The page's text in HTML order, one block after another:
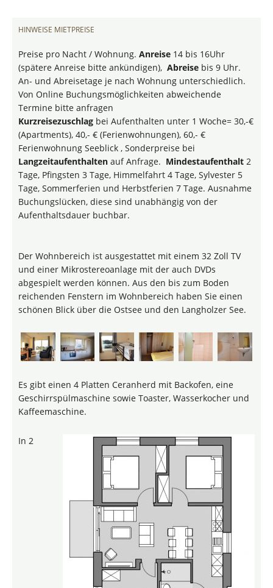
HINWEISE MIETPREISE
Preise pro Nacht / Wohnung. Anreise 14 bis 16Uhr
(spätere Anreise bitte ankündigen), Abreise bis 9 Uhr.
An- und Abreisetage je nach Wohnung unterschiedlich.
Von Online Buchungsmöglichkeiten abweichende
Termine bitte anfragen
Kurzreisezuschlag bei Aufenthalten unter 1 Woche= 30,-€
(Apartments), 40,- € (Ferienwohnungen), 60,- €
Ferienwohnung Seeblick , Sonderpreise bei
Langzeitaufenthalten auf Anfrage. Mindestaufenthalt 2
Tage, Pfingsten 3 Tage, Himmelfahrt 4 Tage, Sylvester 5
Tage, Sommerferien und Herbstferien 7 Tage. Ausnahme
Buchungslücken, diese sind unabhängig von der
Aufenthaltsdauer buchbar.
Der Wohnbereich ist ausgestattet mit einem 32 Zoll TV
und einer Mikrostereoanlage mit der auch DVDs
abgespielt werden können. Aus den bis zum Boden
reichenden Fenstern im Wohnbereich haben Sie einen
schönen Blick über die Ostsee und den Langholzer See.
Es gibt einen 4 Platten Ceranherd mit Backofen, eine
Geschirrspülmaschine sowie Toaster, Wasserkocher und
Kaffeemaschine.
In 2